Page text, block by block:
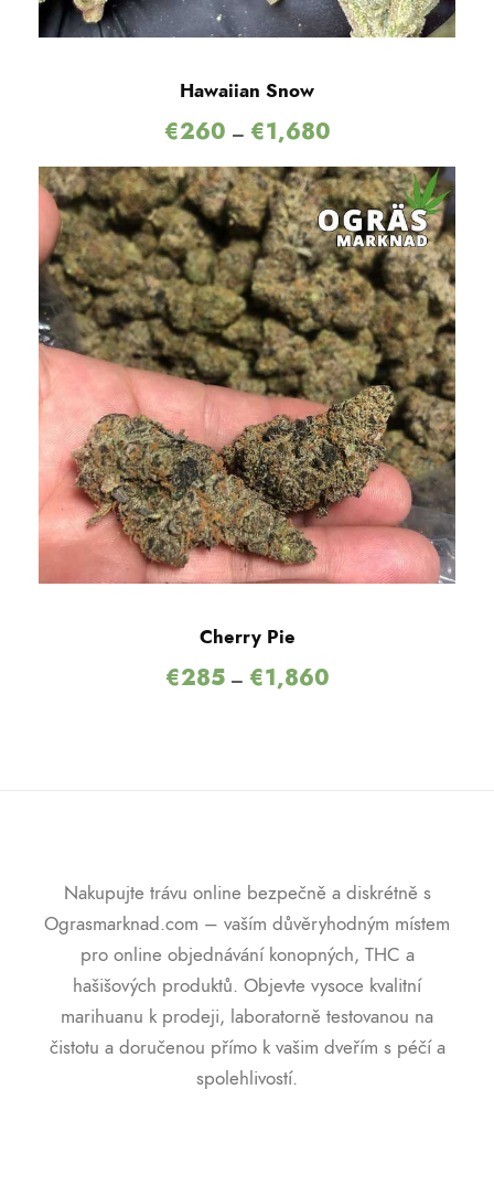
Hawaiian Snow
€260 – €1,680
Cherry Pie
€285– €1,860
Nakupujte trávu online bezpečně a diskrétně s
Ograsmarknad.com – vaším důvěryhodným místem
pro online objednávání konopných, THC a
hašišových produktů. Objevte vysoce kvalitní
marihuanu k prodeji, laboratorně testovanou na
čistotu a doručenou přímo k vašim dveřím s péčí a
spolehlivostí.